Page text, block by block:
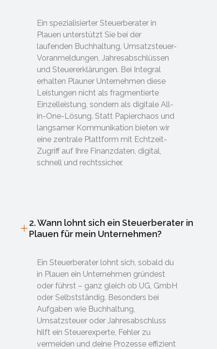
Ein spezialisierter Steuerberater in
Plauen unterstützt Sie bei der
laufenden Buchhaltung, Umsatzsteuer-
Voranmeldungen, Jahresabschlüssen
und Steuererklärungen. Bei Integral
erhalten Plauner Unternehmen diese
Leistungen nicht als fragmentierte
Einzelleistung, sondern als digitale All-
in-One-Lösung. Statt Papierchaos und
langsamer Kommunikation bieten wir
eine zentrale Plattform mit Echtzeit-
Zugriff auf Ihre Finanzdaten, digital,
schnell und rechtssicher.
2. Wann lohnt sich ein Steuerberater in
Plauen für mein Unternehmen?
Ein Steuerberater lohnt sich, sobald du
in Plauen ein Unternehmen gründest
oder führst – ganz gleich ob UG, GmbH
oder Selbstständig. Besonders bei
Aufgaben wie Buchhaltung,
Umsatzsteuer oder Jahresabschluss
hilft ein Steuerexperte, Fehler zu
vermeiden und deine Prozesse effizient